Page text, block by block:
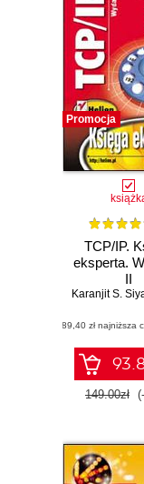
Promocja
TCP/IP.
eksperta.
II
Karanjit S.
(89,40 zł najniższa
149.00zł